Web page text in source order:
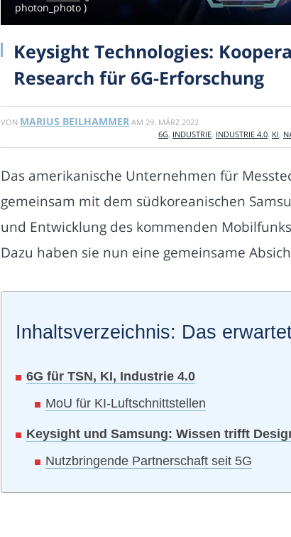
photon_photo )
Keysight Technologies:
Research für 6G-Erforschung
VON MARIUS BEILHAMMER AM 29. MÄRZ 2022
6G, INDUSTRIE, INDUSTRIE 4.0, KI,
Das amerikanische Unternehmen für
gemeinsam mit dem südkoreanischen
und Entwicklung des kommenden
Dazu haben sie nun eine gemeinsame
Inhaltsverzeichnis: Das
6G für TSN, KI, Industrie 4.0
MoU für KI-Luftschnittstellen
Keysight und Samsung: Wissen trifft
Nutzbringende Partnerschaft seit 5G